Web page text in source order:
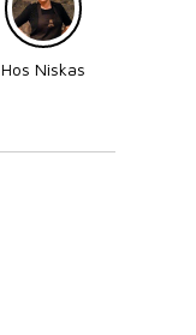
Hos Niskas